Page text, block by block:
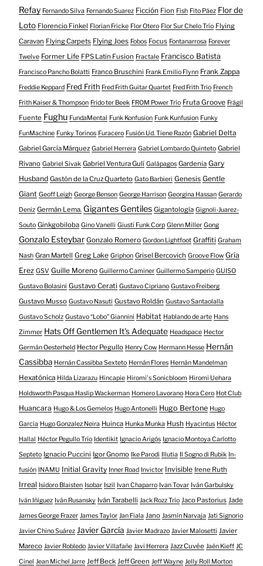
Refay Fernando Silva Fernando Suarez Ficción Fion Fish Fito Páez Flor de
Loto Florencio Finkel Florian Fricke Flor Otero Flor Sur Chelo Trío Flying
Caravan Flying Carpets Flying Joes Fobos Focus Fontanarrosa Forever
Twelve Former Life FPS Latin Fusion Fractale Francisco Batista
Francisco Pancho Bolatti Franco Bruschini Frank Emilio Flynn Frank Zappa
Freddie Keppard Fred Frith Fred Frith Guitar Quartet Fred Frith Trio French
Frith Kaiser & Thompson Frido ter Beek FROM Power Trío Fruta Groove Frágil
Fuente Fughu FundaMental Funk Konfusion Funk Kunfusion Funky
FunMachine Funky Torinos Furacero Fusión Ud. Tiene Razón Gabriel Delta
Gabriel García Márquez Gabriel Herrera Gabriel Lombardo Quinteto Gabriel
Rivano Gabriel Sivak Gabriel Ventura Gulí Galápagos Gardenia Gary
Husband Gastón de la Cruz Quarteto Gato Barbieri Genesis Gentle
Giant Geoff Leigh George Benson George Harrison Georgina Hassan Gerardo
Deniz Germán Lema. Gigantes Gentiles Gigantología Gignoli-Juarez-
Souto Ginkgobiloba Gino Vanelli Giusti Funk Corp Glenn Miller Gong
Gonzalo Esteybar Gonzalo Romero Gordon Lightfoot Graffiti Graham
Nash Gran Martell Greg Lake Griphon Grisel Bercovich Groove Flow Gría
Erez GSV Guille Moreno Guillermo Caminer Guillermo Samperio GUISO
Gustavo Bolasini Gustavo Cerati Gustavo Cipriano Gustavo Freiberg
Gustavo Musso Gustavo Nasuti Gustavo Roldán Gustavo Santaolalla
Gustavo Scholz Gustavo “Lobo” Giannini Habitat Hablando de arte Hans
Zimmer Hats Off Gentlemen It's Adequate Headspace Hector
Germán Oesterheld Hector Pegullo Henry Cow Hermann Hesse Hernán
Cassibba Hernán Cassibba Sexteto Hernán Flores Hernán Mandelman
Hexatónica Hilda Lizarazu Hincapie Hiromi's Sonicbloom Hiromi Uehara
Holdsworth Pasqua Haslip Wackerman Homero Lavorano Hora Cero Hot Club
Huancara Hugo & Los Gemelos Hugo Antonelli Hugo Bertone Hugo
García Hugo Gonzalez Neira Huinca Hunka Munka Hush Hyacintus Héctor
Hallal Héctor Pegullo Trío Identikit Ignacio Arigós Ignacio Montoya Carlotto
Septeto Ignacio Puccini Igor Gnomo Ike Parodi Illutia Il Sogno di Rubik In-
fusión INAMU Initial Gravity Inner Road Invictor Invisible Irene Ruth
Irreal Isidoro Blaisten Isobar Iszil Ivan Chaparro Ivan Tovar Iván Garbulsky
Iván Iñiguez Iván Rusansky Iván Tarabelli Jack Rozz Trío Jaco Pastorius Jade
James George Frazer James Taylor Jan Fiala Jano Jasmín Narvaja Jati Signorio
Javier Chino Suárez Javier García Javier Madrazo Javier Malosetti Javier
Mareco Javier Robledo Javier Villafañe Javi Herrera Jazz Cuvée Jaén Kieff JC
Cinel Jean Michel Jarre Jeff Beck Jeff Green Jeff Wayne Jelly Roll Morton